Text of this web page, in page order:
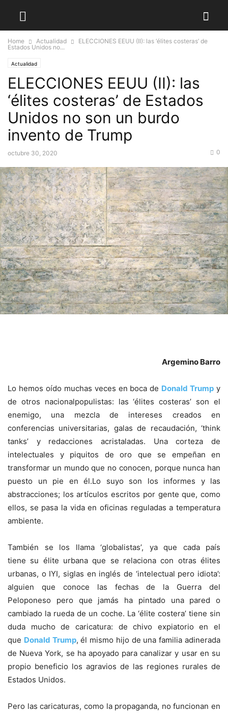
Home Actualidad
ELECCIONES EEUU (II): las ‘élites costeras’ de
Estados Unidos no...
Actualidad
ELECCIONES EEUU (II): las
‘élites costeras’ de Estados
Unidos no son un burdo
invento de Trump
octubre 30, 2020 0
Argemino Barro
Lo hemos oído muchas veces en boca de Donald Trump y
de otros nacionalpopulistas: las ‘élites costeras’ son el
enemigo, una mezcla de intereses creados en
conferencias universitarias, galas de recaudación, ‘think
tanks’ y redacciones acristaladas. Una corteza de
intelectuales y piquitos de oro que se empeñan en
transformar un mundo que no conocen, porque nunca han
puesto un pie en él.Lo suyo son los informes y las
abstracciones; los artículos escritos por gente que, como
ellos, se pasa la vida en oficinas reguladas a temperatura
ambiente.
También se los llama ‘globalistas’, ya que cada país
tiene su élite urbana que se relaciona con otras élites
urbanas, o IYI, siglas en inglés de ‘intelectual pero idiota’:
alguien que conoce las fechas de la Guerra del
Peloponeso pero que jamás ha pintado una pared o
cambiado la rueda de un coche. La ‘élite costera’ tiene sin
duda mucho de caricatura: de chivo expiatorio en el
que Donald Trump, él mismo hijo de una familia adinerada
de Nueva York, se ha apoyado para canalizar y usar en su
propio beneficio los agravios de las regiones rurales de
Estados Unidos.
Pero las caricaturas, como la propaganda, no funcionan en